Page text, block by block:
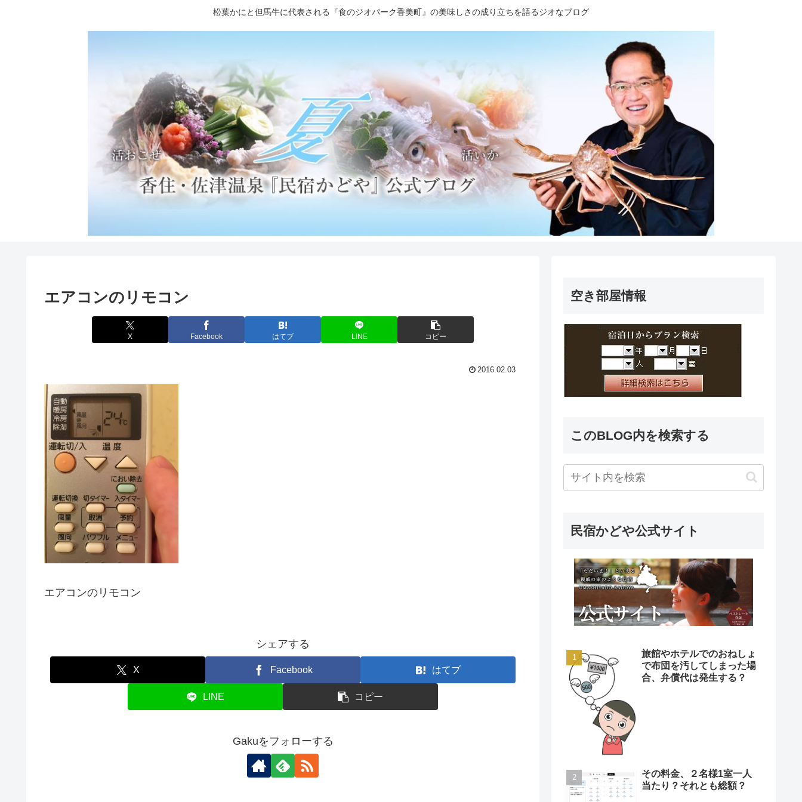
松葉かにと但馬牛に代表される『食のジオパーク香美町』の美味しさの成り立ちを語るジオなブログ
エアコンのリモコン
X Facebook はてブ LINE コピー
2016.02.03
エアコンのリモコン
シェアする
X Facebook はてブ
LINE コピー
Gakuをフォローする
空き部屋情報
このBLOG内を検索する
民宿かどや公式サイト
旅館やホテルでのおねしょ
で布団を汚してしまった場
合、弁償代は発生する？
その料金、２名様1室一人
当たり？それとも総額？